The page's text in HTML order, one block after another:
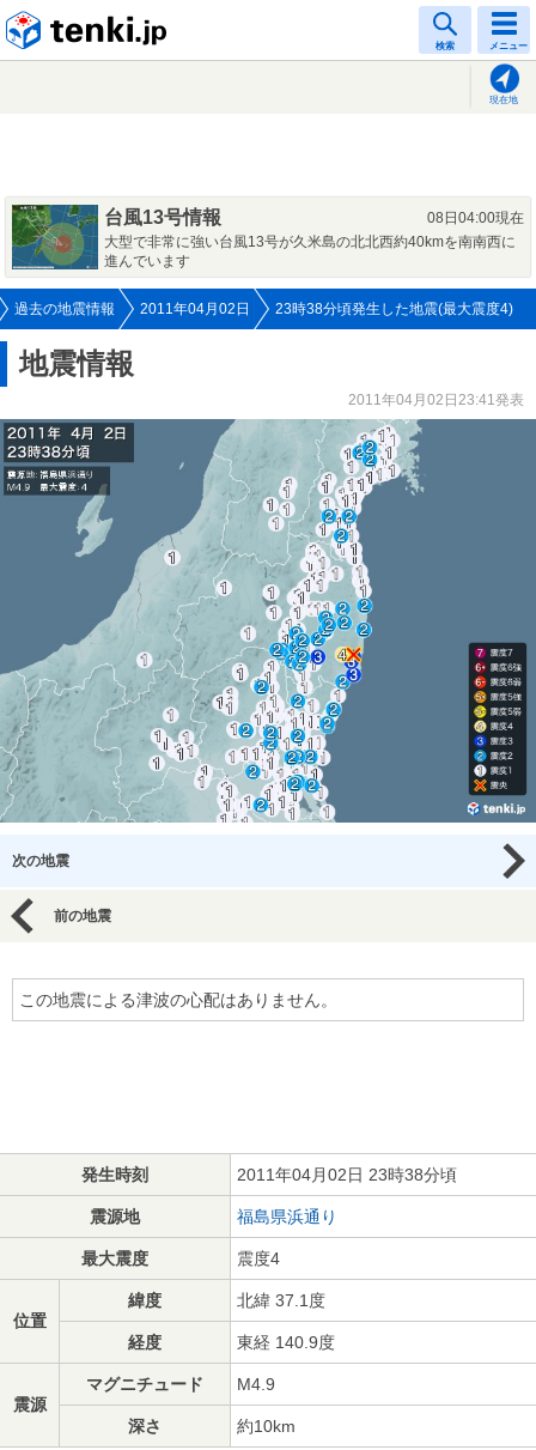
検索 メニュー
現在地
台風13号情報
08日04:00現在
大型で非常に強い台風13号が久米島の北北西約40kmを南南西に
進んでいます
過去の地震情報 2011年04月02日 23時38分頃発生した地震(最大震度4)
地震情報
2011年04月02日23:41発表
次の地震
前の地震
この地震による津波の心配はありません。
発生時刻 2011年04月02日 23時38分頃
震源地 福島県浜通り
最大震度 震度4
位置
緯度 北緯 37.1度
経度 東経 140.9度
震源
マグニチュード M4.9
深さ 約10km